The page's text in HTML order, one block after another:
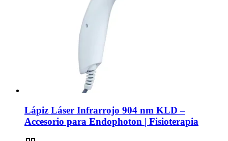
Lápiz Láser Infrarrojo 904 nm KLD –
Accesorio para Endophoton | Fisioterapia